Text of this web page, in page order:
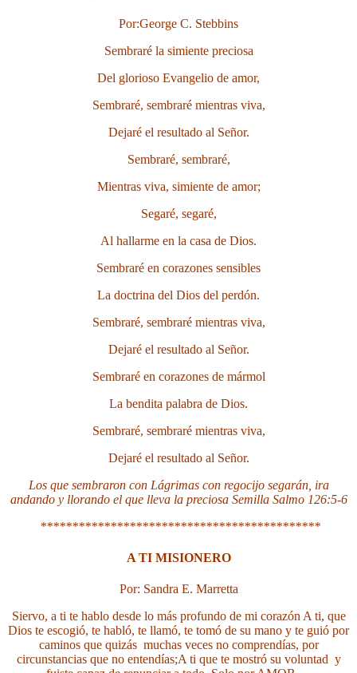
Por:George C. Stebbins
Sembraré la simiente preciosa
Del glorioso Evangelio de amor,
Sembraré, sembraré mientras viva,
Dejaré el resultado al Señor.
Sembraré, sembraré,
Mientras viva, simiente de amor;
Segaré, segaré,
Al hallarme en la casa de Dios.
Sembraré en corazones sensibles
La doctrina del Dios del perdón.
Sembraré, sembraré mientras viva,
Dejaré el resultado al Señor.
Sembraré en corazones de mármol
La bendita palabra de Dios.
Sembraré, sembraré mientras viva,
Dejaré el resultado al Señor.
Los que sembraron con Lágrimas con regocijo segarán, ira
andando y llorando el que lleva la preciosa Semilla Salmo 126:5-6
********************************************
A TI MISIONERO
Por: Sandra E. Marretta
Siervo, a ti te hablo desde lo más profundo de mi corazón A ti, que
Dios te escogió, te habló, te llamó, te tomó de su mano y te guió por
caminos que quizás muchas veces no comprendías, por
circunstancias que no entendías;A ti que te mostró su voluntad y